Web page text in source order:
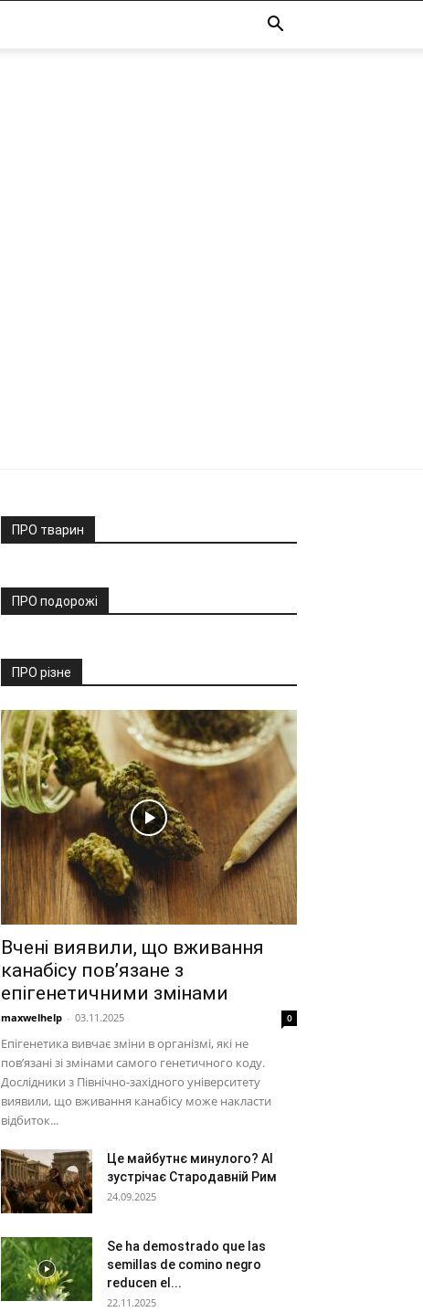
ПРО тварин
ПРО подорожі
ПРО різне
Вчені виявили, що вживання
канабісу пов’язане з
епігенетичними змінами
maxwelhelp - 03.11.2025 0
Епігенетика вивчає зміни в організмі, які не
пов’язані зі змінами самого генетичного коду.
Дослідники з Північно-західного університету
виявили, що вживання канабісу може накласти
відбиток...
Це майбутнє минулого? AI
зустрічає Стародавній Рим
24.09.2025
Se ha demostrado que las
semillas de comino negro
reducen el...
22.11.2025